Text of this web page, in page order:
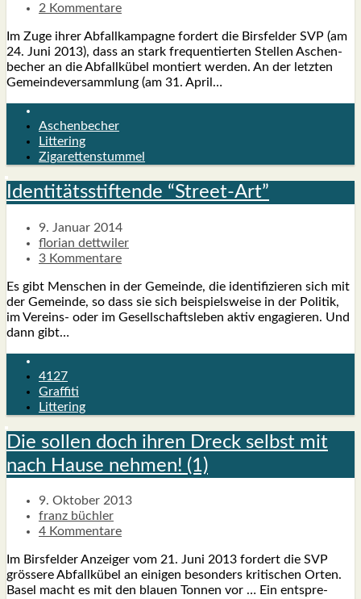
2 Kommentare
Im Zuge ihrer Abfall­kam­pa­gne for­dert die Birs­fel­der SVP (am
24. Juni 2013), dass an stark fre­quen­tier­ten Stel­len Aschen­
be­cher an die Abfall­kü­bel mon­tiert wer­den. An der letz­ten
Gemein­de­ver­samm­lung (am 31. April…
Aschenbecher
Littering
Zigarettenstummel
Iden­ti­täts­stif­ten­de “Street-Art”
9. Januar 2014
florian dettwiler
3 Kommentare
Es gibt Men­schen in der Gemein­de, die iden­ti­fi­zie­ren sich mit
der Gemein­de, so dass sie sich bei­spiels­wei­se in der Poli­tik,
im Ver­­eins- oder im Gesell­schafts­le­ben aktiv enga­gie­ren. Und
dann gibt…
4127
Graffiti
Littering
Die sol­len doch ihren Dreck selbst mit
nach Hau­se neh­men! (1)
9. Oktober 2013
franz büchler
4 Kommentare
Im Birs­fel­der Anzei­ger vom 21. Juni 2013 for­dert die SVP
grös­se­re Abfall­kü­bel an eini­gen beson­ders kri­ti­schen Orten.
Basel macht es mit den blau­en Ton­nen vor … Ein ent­spre­